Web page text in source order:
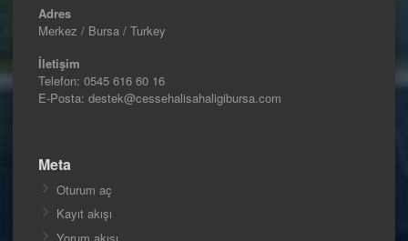
Adres
Merkez / Bursa / Turkey
İletişim
Telefon: 0545 616 60 16
E-Posta: destek@cessehalisahaligibursa.com
Meta
Oturum aç
Kayıt akışı